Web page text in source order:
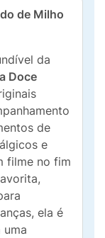
de Milho
da
Doce
de
e
filme no fim
ela é
uma